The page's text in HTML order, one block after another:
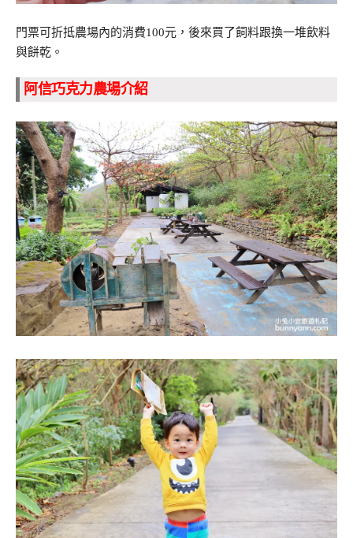
門票可折抵農場內的消費100元，後來買了飼料跟換一堆飲料
與餅乾。
阿信巧克力農場介紹